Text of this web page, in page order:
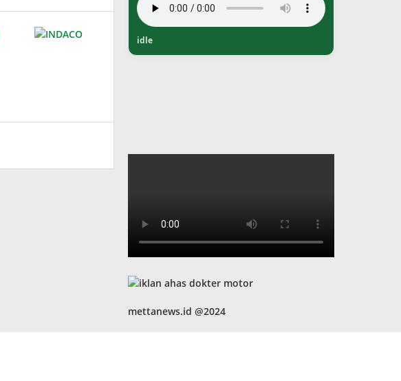
idle
mettanews.id @2024